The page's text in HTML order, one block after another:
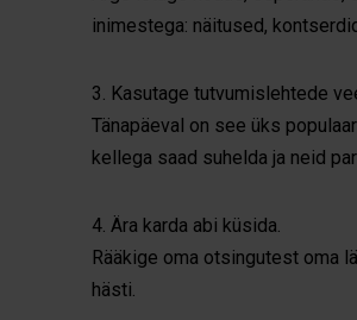
inimestega: näitused,
3. Kasutage tutvumislehtede
Tänapäeval on see üks
kellega saad suhelda ja neid
4. Ära karda abi küsida.
Rääkige oma otsingutest oma
hästi.